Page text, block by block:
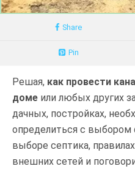
Share
Pin
Решая, как провести
доме или любых других
дачных, постройках,
определиться с выбором
выборе септика,
внешних сетей и